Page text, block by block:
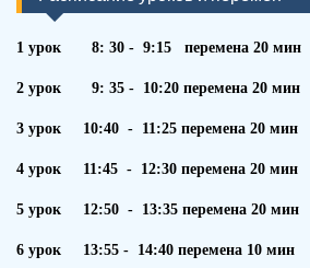
1 урок 8: 30 - 9:15 перемена 20 мин
2 урок 9: 35 - 10:20 перемена 20 мин
3 урок 10:40 - 11:25 перемена 20 мин
4 урок 11:45 - 12:30 перемена 20 мин
5 урок 12:50 - 13:35 перемена 20 мин
6 урок 13:55 - 14:40 перемена 10 мин